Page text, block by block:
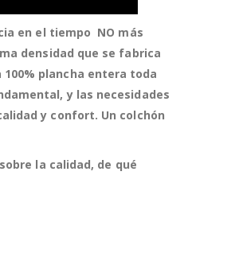
en el tiempo NO más
densidad que se fabrica
100% plancha entera toda
y las necesidades
y confort. Un colchón
la calidad, de qué